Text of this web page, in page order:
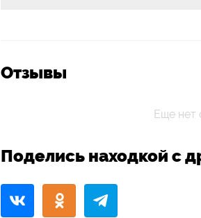
Отзывы
Еще нет
Поделись находкой с